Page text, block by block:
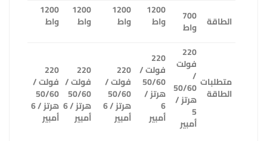
الطاقة 700
واط
1200
واط
1200
واط
1200
واط
1200
واط
متطلبات
الطاقة
220
فولت
/
50/60
هرتز /
5
أمبير
220
فولت /
50/60
هرتز /
6
أمبير
220
فولت /
50/60
هرتز / 6
أمبير
220
فولت /
50/60
هرتز / 6
أمبير
220
فولت /
50/60
هرتز / 6
أمبير